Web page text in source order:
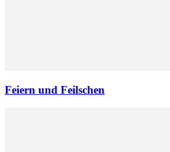
Feiern und Feilschen